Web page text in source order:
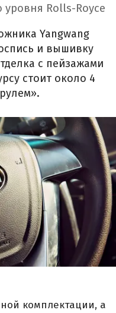
Rolls-Royce
Yangwang
и вышивку
с пейзажами
стоит около 4
комплектации, а